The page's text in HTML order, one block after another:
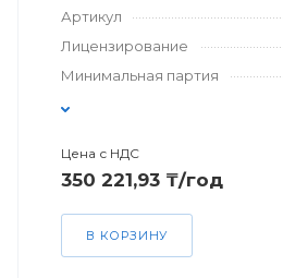
Артикул
Лицензирование
Минимальная партия
Цена с НДС
350 221,93 ₸/год
В КОРЗИНУ